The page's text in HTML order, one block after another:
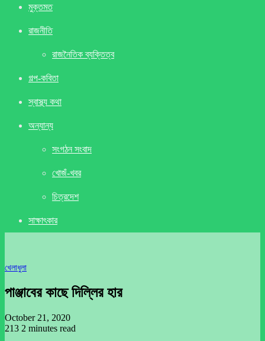
মুক্তমত
রাজনীতি
রাজনৈতিক ব্যক্তিত্ব
গল্প-কবিতা
স্বাস্থ্য কথা
অন্যান্য
সংগঠন সংবাদ
খােজঁ-খবর
চিত্রদেশ
সাক্ষাৎকার
খেলাধুলা
পাঞ্জাবের কাছে দিল্লির হার
October 21, 2020
213 2 minutes read